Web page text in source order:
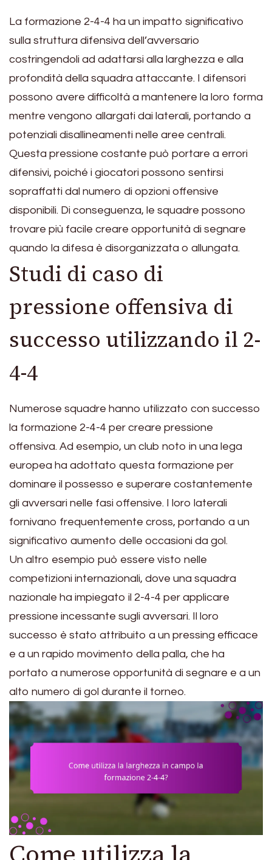
La formazione 2-4-4 ha un impatto significativo
sulla struttura difensiva dell’avversario
costringendoli ad adattarsi alla larghezza e alla
profondità della squadra attaccante. I difensori
possono avere difficoltà a mantenere la loro forma
mentre vengono allargati dai laterali, portando a
potenziali disallineamenti nelle aree centrali.
Questa pressione costante può portare a errori
difensivi, poiché i giocatori possono sentirsi
sopraffatti dal numero di opzioni offensive
disponibili. Di conseguenza, le squadre possono
trovare più facile creare opportunità di segnare
quando la difesa è disorganizzata o allungata.
Studi di caso di
pressione offensiva di
successo utilizzando il 2-
4-4
Numerose squadre hanno utilizzato con successo
la formazione 2-4-4 per creare pressione
offensiva. Ad esempio, un club noto in una lega
europea ha adottato questa formazione per
dominare il possesso e superare costantemente
gli avversari nelle fasi offensive. I loro laterali
fornivano frequentemente cross, portando a un
significativo aumento delle occasioni da gol.
Un altro esempio può essere visto nelle
competizioni internazionali, dove una squadra
nazionale ha impiegato il 2-4-4 per applicare
pressione incessante sugli avversari. Il loro
successo è stato attribuito a un pressing efficace
e a un rapido movimento della palla, che ha
portato a numerose opportunità di segnare e a un
alto numero di gol durante il torneo.